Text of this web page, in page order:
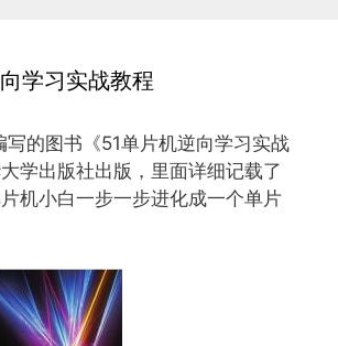
学习实战教程
写的图书《51单片机逆向学习实战
学出版社出版，里面详细记载了
机小白一步一步进化成一个单片